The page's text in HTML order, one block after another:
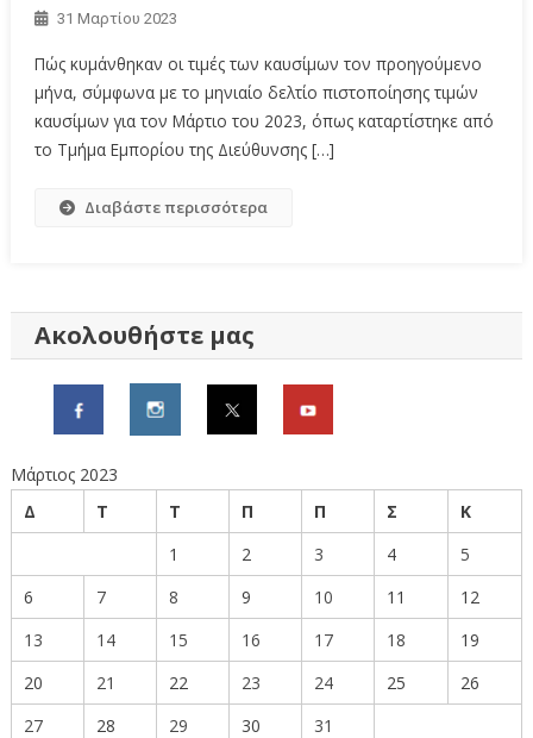
31 Μαρτίου 2023
Πώς κυμάνθηκαν οι τιμές των καυσίμων τον προηγούμενο
μήνα, σύμφωνα με το μηνιαίο δελτίο πιστοποίησης τιμών
καυσίμων για τον Μάρτιο του 2023, όπως καταρτίστηκε από
το Τμήμα Εμπορίου της Διεύθυνσης […]
Διαβάστε περισσότερα
Ακολουθήστε μας
Μάρτιος 2023
Δ
Τ Τ Π Π Σ
Κ
1
2 3 4
5
6
7 8 9 10 11
12
13
14 15 16 17 18
19
20
21 22 23 24 25
26
27
28 29 30 31